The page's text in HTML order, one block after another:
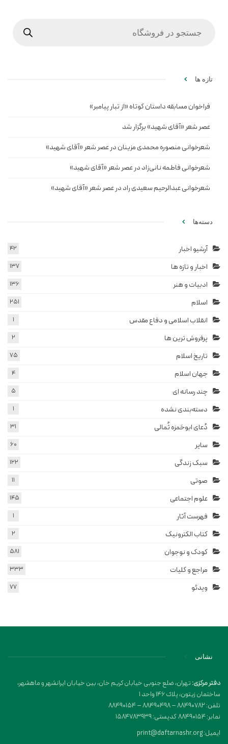
تازه ها
فراخوان مسابقه داستان کوتاه «از تبار پیامبر»
عصر شعر «آقای شهید» برگزار شد
شعرخوانی منصوره محمدی مزینان در عصر شعر «آقای شهید»
شعرخوانی فاطمه نانی‌زاد در عصر شعر «آقای شهید»
شعرخوانی عبدالرحیم سعیدی راد در عصر شعر «آقای شهید»
دسته‌ها
آرشیو اخبار 42
اخبار و تازه ها 137
ادبیات و هنر 136
اسلام 251
انقلاب اسلامی و دفاع مقدس 1
پرفروش ترین ها 2
تاریخ اسلام 75
جهان اسلام 4
چند رسانه ای 5
دسته‌بندی نشده 1
دُعای ابوحَمزه ثُمالی 31
سایر 60
سبک زندگی 122
صوتی 11
علوم اجتماعی 145
فهرست آثار 1
کتاب الکترونیک 2
کودک و نوجوان 581
مراجع و کلیات 333
ویدئو 77
نشانی
دفتر مرکزی:تهران، ضلع جنوبی خیابان کریم خان، بین خیابان ایرانشهر و ماهشهر،
ساختمان زیتون، پلاک 146 واحد 1
تلفن: 88490782 – 88490498 – 88490154
نمابر: 88490154 کدپستی: 1584783939
ایمیل: print@daftarnashr.org